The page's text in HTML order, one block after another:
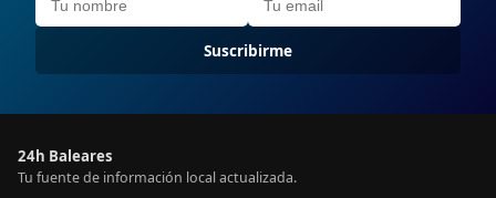
Suscribirme
24h Baleares
Tu fuente de información local actualizada.